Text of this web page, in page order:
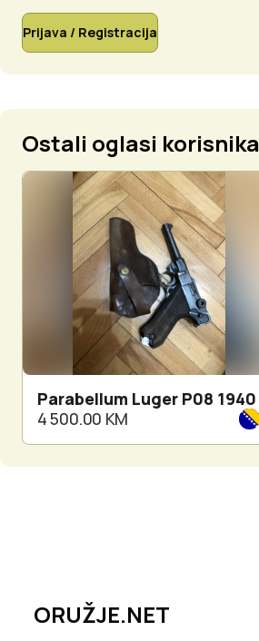
Prijava / Registracija
Ostali oglasi korisnika
Parabellum Luger P08 1940
4 500.00 KM
ORUŽJE.NET